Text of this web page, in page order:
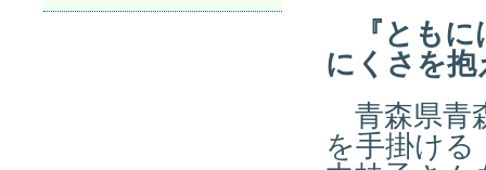
『ともに
にくさを
青森県青
を手掛ける